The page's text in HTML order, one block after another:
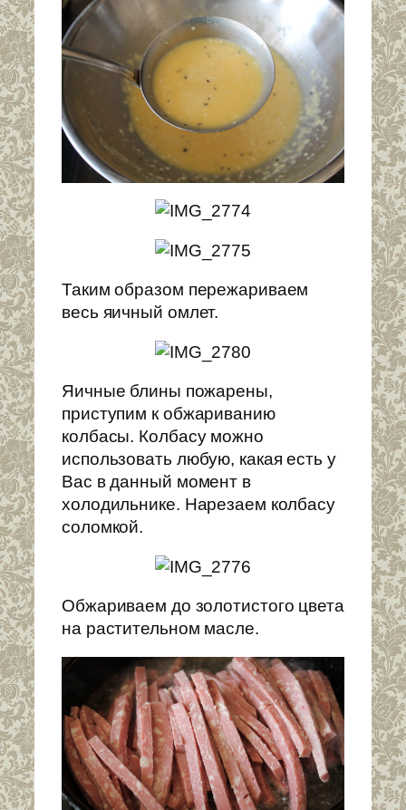
Таким образом пережариваем
весь яичный омлет.
Яичные блины пожарены,
приступим к обжариванию
колбасы. Колбасу можно
использовать любую, какая есть у
Вас в данный момент в
холодильнике. Нарезаем колбасу
соломкой.
Обжариваем до золотистого цвета
на растительном масле.